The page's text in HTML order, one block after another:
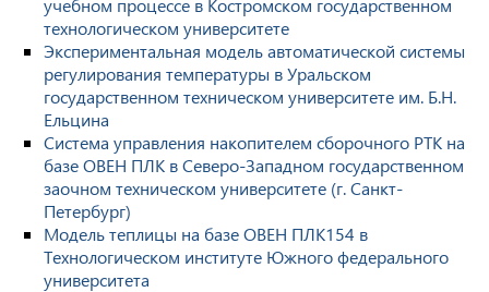
технологическом университете
Экспериментальная модель автоматической системы
регулирования температуры в Уральском
государственном техническом университете им. Б.Н.
Ельцина
Система управления накопителем сборочного РТК на
базе ОВЕН ПЛК в Северо-Западном государственном
заочном техническом университете (г. Санкт-
Петербург)
Модель теплицы на базе ОВЕН ПЛК154 в
Технологическом институте Южного федерального
университета